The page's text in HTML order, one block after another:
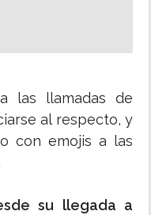
las llamadas de
al respecto, y
con emojis a las
su llegada a